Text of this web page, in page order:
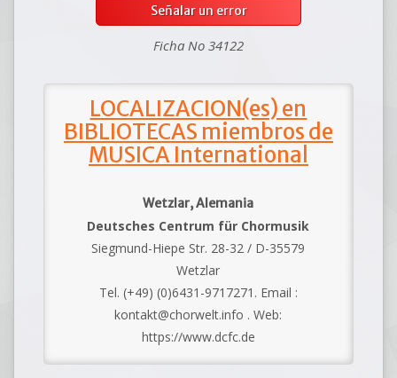
Señalar un error
Ficha No 34122
LOCALIZACION(es) en
BIBLIOTECAS miembros de
MUSICA International
Wetzlar, Alemania
Deutsches Centrum für Chormusik
Siegmund-Hiepe Str. 28-32 / D-35579
Wetzlar
Tel. (+49) (0)6431-9717271. Email :
kontakt@chorwelt.info . Web:
https://www.dcfc.de